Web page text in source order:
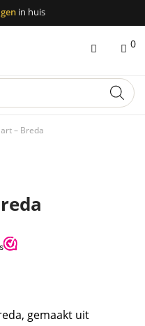
in huis
0
– Breda
gemaakt uit